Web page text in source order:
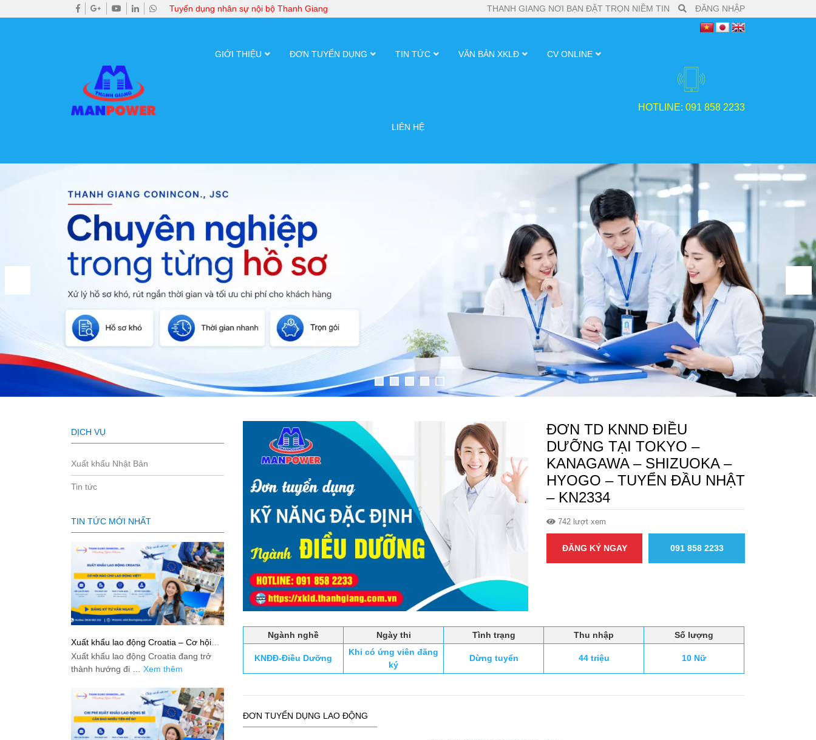
Tuyển dụng nhân sự nội bộ Thanh Giang THANH GIANG NƠI BẠN ĐẶT TRỌN NIỀM TIN ĐĂNG NHẬP
GIỚI THIỆU ĐƠN TUYỂN DỤNG TIN TỨC VĂN BẢN XKLĐ CV ONLINE
LIÊN HỆ
HOTLINE: 091 858 2233
ĐƠN TD KNND ĐIỀU
DƯỠNG TẠI TOKYO –
KANAGAWA – SHIZUOKA –
HYOGO – TUYỂN ĐẦU NHẬT
– KN2334
742 lượt xem
ĐĂNG KÝ NGAY 091 858 2233
Ngành nghề Ngày thi Tình trạng Thu nhập Số lượng
KNĐĐ-Điều Dưỡng
Khi có ứng viên đăng
ký
Dừng tuyển 44 triệu 10 Nữ
ĐƠN TUYỂN DỤNG LAO ĐỘNG
DỊCH VỤ
Xuất khẩu Nhật Bản
Tin tức
TIN TỨC MỚI NHẤT
Xuất khẩu lao động Croatia – Cơ hội
nào cho lao động Việt?
Xuất khẩu lao động Croatia đang trở
thành hướng đi … Xem thêm